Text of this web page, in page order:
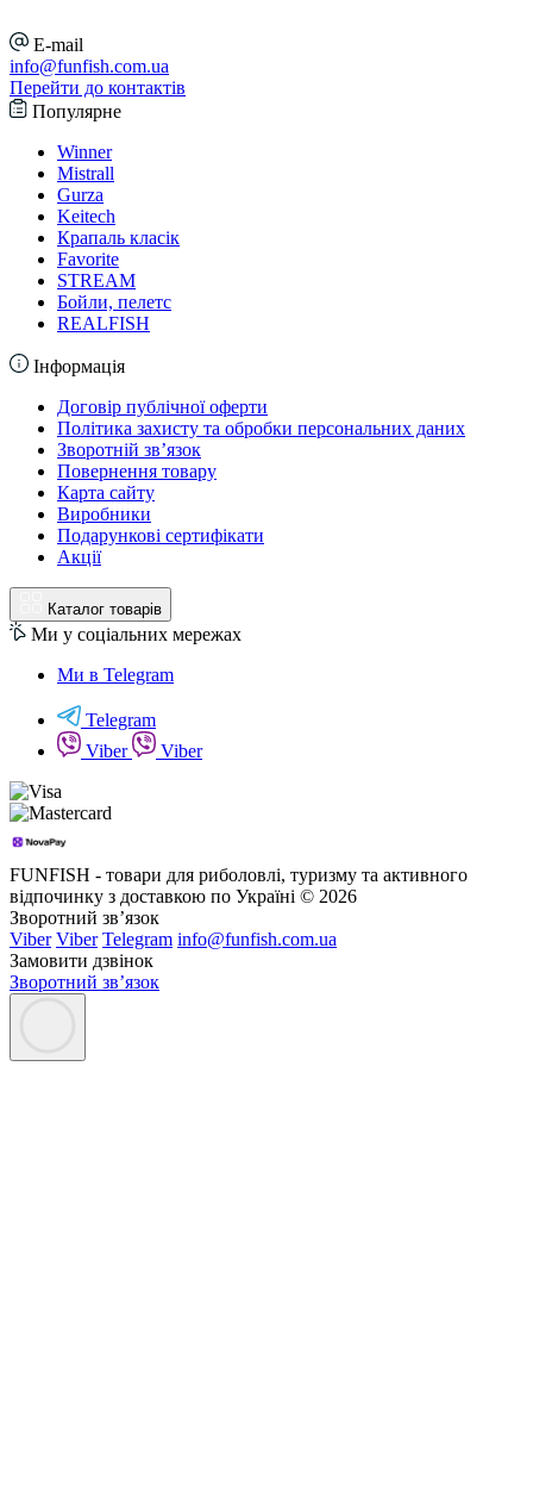
E-mail
info@funfish.com.ua
Перейти до контактів
Популярне
Winner
Mistrall
Gurza
Keitech
Крапаль класік
Favorite
STREAM
Бойли, пелетс
REALFISH
Інформація
Договір публічної оферти
Політика захисту та обробки персональних даних
Зворотній зв’язок
Повернення товару
Карта сайту
Виробники
Подарункові сертифікати
Акції
Каталог товарів
Ми у соціальних мережах
Ми в Telegram
Telegram
Viber
Viber
FUNFISH - товари для риболовлі, туризму та активного
відпочинку з доставкою по Україні © 2026
Зворотний зв’язок
Viber Viber Telegram info@funfish.com.ua
Замовити дзвінок
Зворотний зв’язок